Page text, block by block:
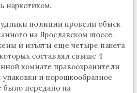
наркотиком.
полиции провели обыск
на Ярославском шоссе.
и изъяты еще четыре пакета
составлял свыше 4
комнате правоохранители
и порошкообразное
было передано на